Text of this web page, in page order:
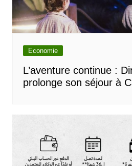
Economie
L’aventure continue :
prolonge son séjour à